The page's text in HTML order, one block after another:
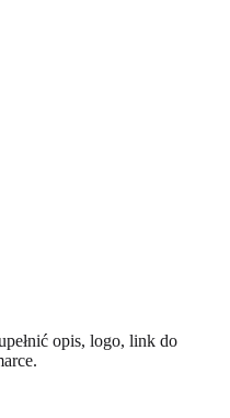
opis, logo, link do